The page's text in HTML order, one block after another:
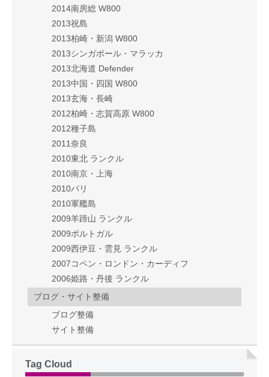
2014南房総 W800
2013祝島
2013柏崎・新潟 W800
2013シンガポール・マラッカ
2013北海道 Defender
2013中国・四国 W800
2013玄海・長崎
2012柏崎・志賀高原 W800
2012種子島
2011奈良
2010東北 ランクル
2010南京・上海
2010パリ
2010軍艦島
2009羊蹄山 ランクル
2009ポルトガル
2009西伊豆・雲見 ランクル
2007コペン・ロンドン・カーディフ
2006姫路・丹後 ランクル
ブログ・サイト整備
ブログ整備
サイト整備
Tag Cloud